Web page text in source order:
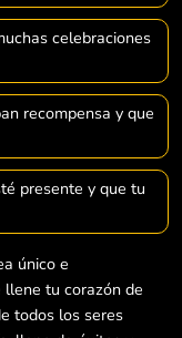
celebraciones
recompensa y que
presente y que tu
único e
llene tu corazón de
todos los seres